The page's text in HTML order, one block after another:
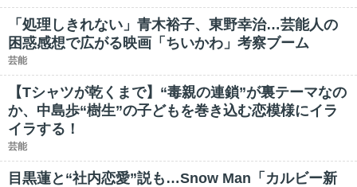
「処理しきれない」青木裕子、東野幸治…芸能人の
困惑感想で広がる映画「ちいかわ」考察ブーム
芸能
【Tシャツが乾くまで】“毒親の連鎖”が裏テーマなの
か、中島歩“樹生”の子どもを巻き込む恋模様にイラ
イラする！
芸能
目黒蓮と“社内恋愛”説も…Snow Man「カルビー新